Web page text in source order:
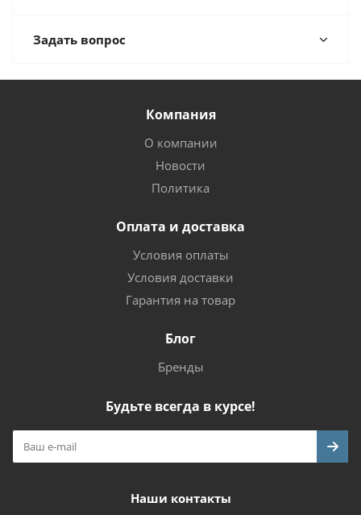
Задать вопрос
Компания
О компании
Новости
Политика
Оплата и доставка
Условия оплаты
Условия доставки
Гарантия на товар
Блог
Бренды
Будьте всегда в курсе!
Наши контакты